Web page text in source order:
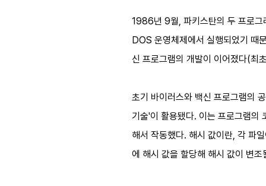
1986년 9월, 파키스탄의 두 프로그
DOS 운영체제에서 실행되었기 때
신 프로그램의 개발이 이어졌다(최
초기 바이러스와 백신 프로그램의
기술'이 활용됐다. 이는 프로그램
해서 작동했다. 해시 값이란, 각 파
에 해시 값을 할당해 해시 값이 변